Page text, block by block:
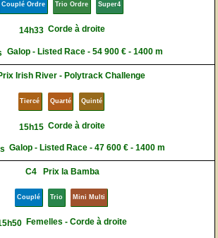
Couplé Ordre Trio Ordre Super4
14h33 Corde à droite
Galop - Listed Race - 54 900 € - 1400 m
Irish River - Polytrack Challenge
Tiercé Quarté Quinté
15h15 Corde à droite
Galop - Listed Race - 47 600 € - 1400 m
C4 Prix la Bamba
Couplé Trio Mini Multi
Femelles - Corde à droite